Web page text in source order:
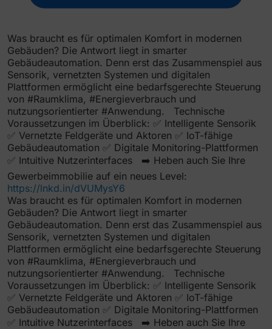
Was braucht es für optimalen Komfort in modernen
Gebäuden? Die Antwort liegt in smarter
Gebäudeautomation. Denn erst das Zusammenspiel aus
Sensorik, vernetzten Systemen und digitalen
Plattformen ermöglicht eine bedarfsgerechte Steuerung
von #Raumklima, #Energieverbrauch und
nutzungsorientierter #Anwendung. Technische
Voraussetzungen im Überblick: ✅ Intelligente Sensorik
✅ Vernetzte Feldgeräte und Aktoren ✅ IoT-fähige
Gebäudeautomation ✅ Digitale Monitoring-Plattformen
✅ Intuitive Nutzerinterfaces ➡️ Heben auch Sie Ihre
Gewerbeimmobilie auf ein neues Level:
https://lnkd.in/dVUMysY6
Was braucht es für optimalen Komfort in modernen
Gebäuden? Die Antwort liegt in smarter
Gebäudeautomation. Denn erst das Zusammenspiel aus
Sensorik, vernetzten Systemen und digitalen
Plattformen ermöglicht eine bedarfsgerechte Steuerung
von #Raumklima, #Energieverbrauch und
nutzungsorientierter #Anwendung. Technische
Voraussetzungen im Überblick: ✅ Intelligente Sensorik
✅ Vernetzte Feldgeräte und Aktoren ✅ IoT-fähige
Gebäudeautomation ✅ Digitale Monitoring-Plattformen
✅ Intuitive Nutzerinterfaces ➡️ Heben auch Sie Ihre